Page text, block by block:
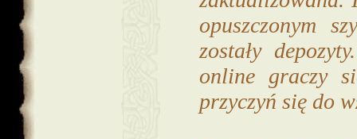
opuszczonym
zostały
online graczy
przyczyń się do